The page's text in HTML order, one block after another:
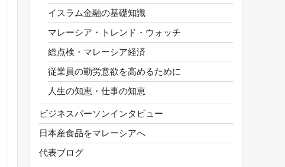
イスラム金融の基礎知識
マレーシア・トレンド・ウォッチ
総点検・マレーシア経済
従業員の勤労意欲を高めるために
人生の知恵・仕事の知恵
ビジネスパーソンインタビュー
日本産食品をマレーシアへ
代表ブログ